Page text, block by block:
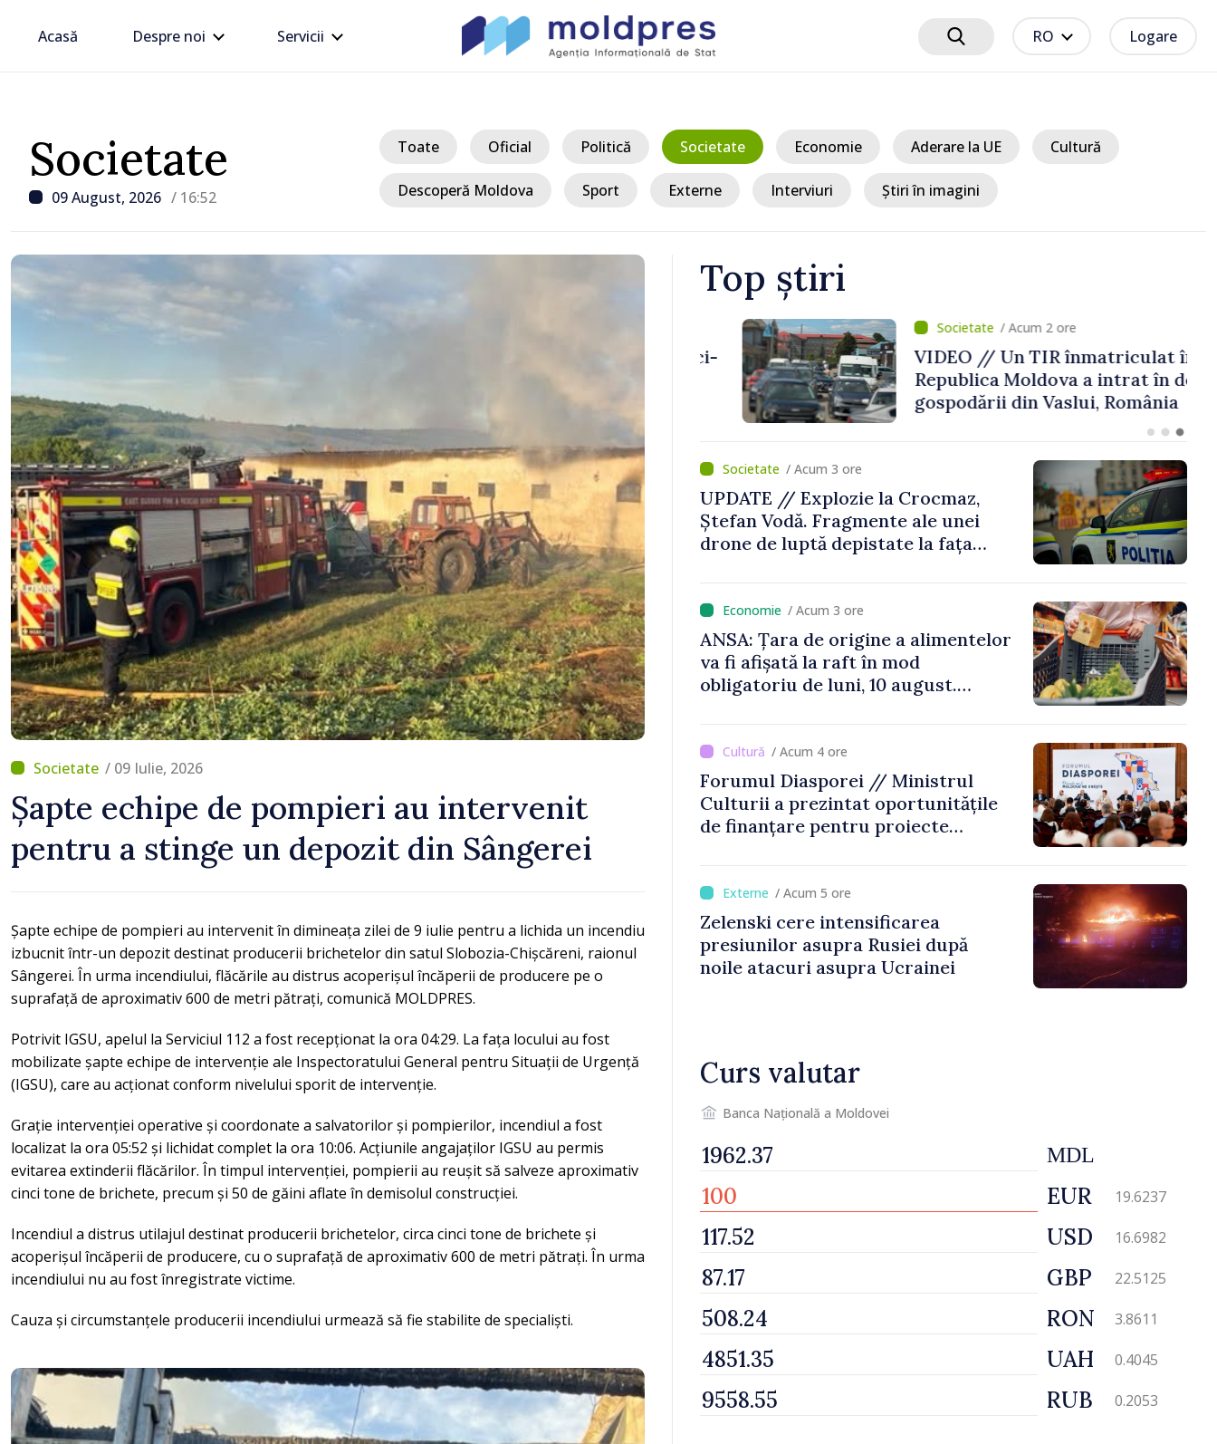
Acasă Despre noi Servicii RO Logare
Societate
09 August, 2026 / 16:52
Toate Oficial Politică Societate Economie Aderare la UE Cultură
Descoperă Moldova Sport Externe Interviuri Știri în imagini
/ 09 Iulie, 2026
Șapte echipe de pompieri au intervenit
pentru a stinge un depozit din Sângerei
Șapte echipe de pompieri au intervenit în dimineața zilei de 9 iulie pentru a lichida un incendiu
izbucnit într-un depozit destinat producerii brichetelor din satul Slobozia-Chișcăreni, raionul
Sângerei. În urma incendiului, flăcările au distrus acoperișul încăperii de producere pe o
suprafață de aproximativ 600 de metri pătrați, comunică MOLDPRES.
Potrivit IGSU, apelul la Serviciul 112 a fost recepționat la ora 04:29. La fața locului au fost
mobilizate șapte echipe de intervenție ale Inspectoratului General pentru Situații de Urgență
(IGSU), care au acționat conform nivelului sporit de intervenție.
Grație intervenției operative și coordonate a salvatorilor și pompierilor, incendiul a fost
localizat la ora 05:52 și lichidat complet la ora 10:06. Acțiunile angajaților IGSU au permis
evitarea extinderii flăcărilor. În timpul intervenției, pompierii au reușit să salveze aproximativ
cinci tone de brichete, precum și 50 de găini aflate în demisolul construcției.
Incendiul a distrus utilajul destinat producerii brichetelor, circa cinci tone de brichete și
acoperișul încăperii de producere, cu o suprafață de aproximativ 600 de metri pătrați. În urma
incendiului nu au fost înregistrate victime.
Cauza și circumstanțele producerii incendiului urmează să fie stabilite de specialiști.
Top știri
Moghilev-Podolsk, pe sensul de
/ Acum 2 ore
VIDEO // Un TIR înmatriculat în
Republica Moldova a intrat în două
gospodării din Vaslui, România
/ Acum 3 ore
UPDATE // Explozie la Crocmaz,
Ștefan Vodă. Fragmente ale unei
drone de luptă depistate la fața
/ Acum 3 ore
ANSA: Țara de origine a alimentelor
va fi afișată la raft în mod
obligatoriu de luni, 10 august.
/ Acum 4 ore
Forumul Diasporei // Ministrul
Culturii a prezintat oportunitățile
de finanțare pentru proiecte
/ Acum 5 ore
Zelenski cere intensificarea
presiunilor asupra Rusiei după
noile atacuri asupra Ucrainei
Curs valutar
Banca Națională a Moldovei
MDL
EUR 19.6237
USD 16.6982
GBP 22.5125
RON 3.8611
UAH 0.4045
RUB 0.2053